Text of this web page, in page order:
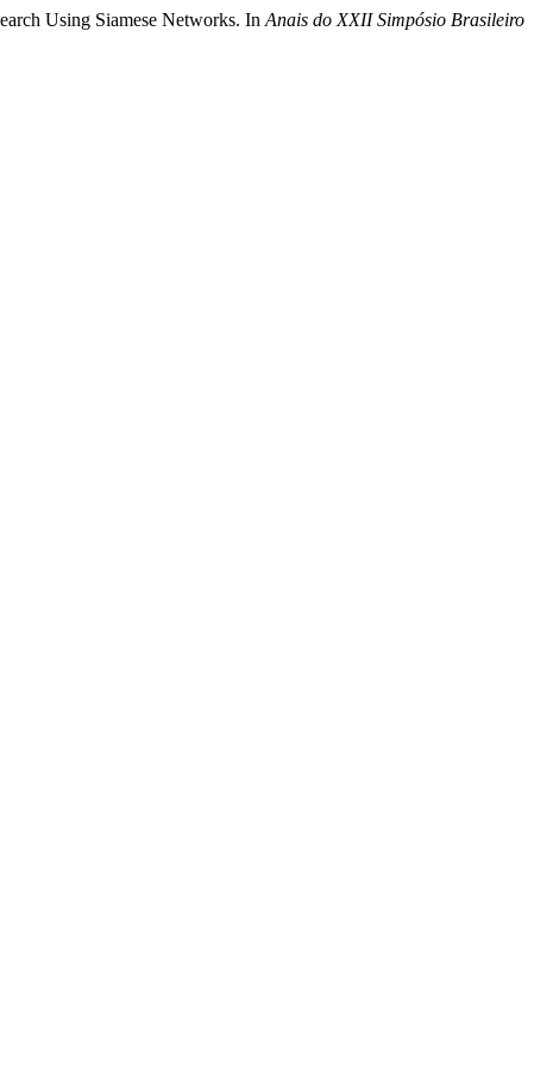
Using Siamese Networks. In Anais do XXII Simpósio Brasileiro